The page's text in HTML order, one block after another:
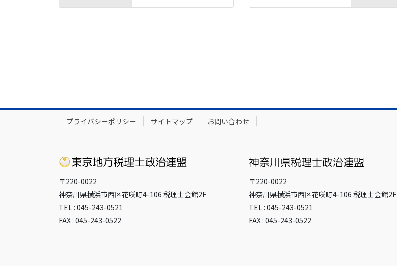
プライバシーポリシー サイトマップ お問い合わせ
〒220-0022
神奈川県横浜市西区花咲町4-106 税理士会館2F
TEL : 045-243-0521
FAX : 045-243-0522
〒220-0022
神奈川県横浜市西区花咲町4-106 税理士会館2F
TEL : 045-243-0521
FAX : 045-243-0522